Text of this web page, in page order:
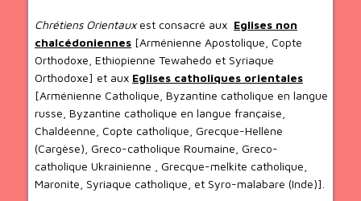
Chrétiens Orientauxest consacré aux Eglises non
chalcédoniennes [Arménienne Apostolique, Copte
Orthodoxe, Ethiopienne Tewahedo et Syriaque
Orthodoxe] et aux Eglises catholiques orientales
[Arménienne Catholique, Byzantine catholique en langue
russe, Byzantine catholique en langue française,
Chaldéenne, Copte catholique, Grecque-Hellène
(Cargèse), Greco-catholique Roumaine, Greco-
catholique Ukrainienne , Grecque-melkite catholique,
Maronite, Syriaque catholique, et Syro-malabare (Inde)].